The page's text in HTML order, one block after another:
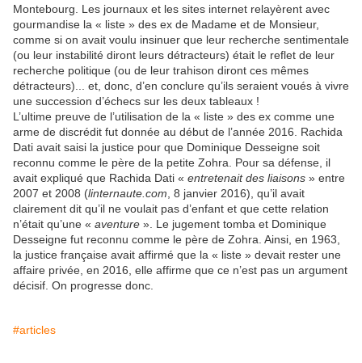
Montebourg. Les journaux et les sites internet relayèrent avec
gourmandise la « liste » des ex de Madame et de Monsieur,
comme si on avait voulu insinuer que leur recherche sentimentale
(ou leur instabilité diront leurs détracteurs) était le reflet de leur
recherche politique (ou de leur trahison diront ces mêmes
détracteurs)... et, donc, d’en conclure qu’ils seraient voués à vivre
une succession d’échecs sur les deux tableaux !
L’ultime preuve de l’utilisation de la « liste » des ex comme une
arme de discrédit fut donnée au début de l’année 2016. Rachida
Dati avait saisi la justice pour que Dominique Desseigne soit
reconnu comme le père de la petite Zohra. Pour sa défense, il
avait expliqué que Rachida Dati « entretenait des liaisons » entre
2007 et 2008 (linternaute.com , 8 janvier 2016), qu’il avait
clairement dit qu’il ne voulait pas d’enfant et que cette relation
n’était qu’une « aventure ». Le jugement tomba et Dominique
Desseigne fut reconnu comme le père de Zohra. Ainsi, en 1963,
la justice française avait affirmé que la « liste » devait rester une
affaire privée, en 2016, elle affirme que ce n’est pas un argument
décisif. On progresse donc.
#articles